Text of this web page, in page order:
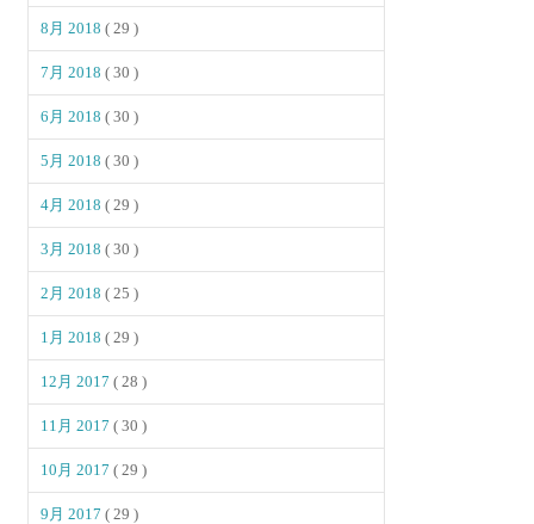
8月 2018( 29 )
7月 2018( 30 )
6月 2018( 30 )
5月 2018( 30 )
4月 2018( 29 )
3月 2018( 30 )
2月 2018( 25 )
1月 2018( 29 )
12月 2017( 28 )
11月 2017( 30 )
10月 2017( 29 )
9月 2017( 29 )